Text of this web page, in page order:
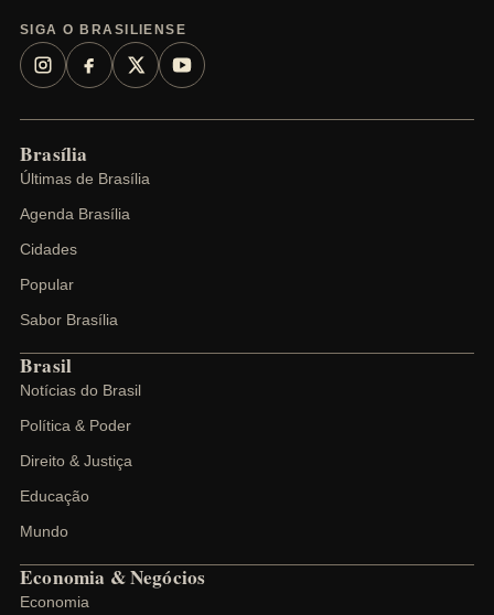
SIGA O BRASILIENSE
Brasília
Últimas de Brasília
Agenda Brasília
Cidades
Popular
Sabor Brasília
Brasil
Notícias do Brasil
Política & Poder
Direito & Justiça
Educação
Mundo
Economia & Negócios
Economia